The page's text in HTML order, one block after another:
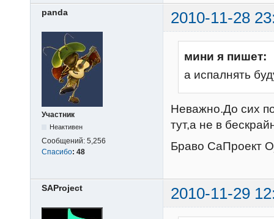
panda 2010-11-28
Участник
Неактивен
Сообщений: 5,256
Спасибо: 48
мини я пишет:
а испалнять
Неважно.До сих
тут,а не в
Браво СаПроект
SAProject 2010-11-29